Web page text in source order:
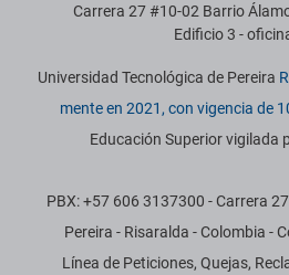
Carrera 27 #10-02 Barrio
Edificio 3 -
Universidad Tecnológica de Pereira
mente en 2021, con vigencia de
Educación Superior vigilada
PBX: +57 606 3137300 - Carrera
Pereira - Risaralda - Colombia -
Línea de Peticiones, Quejas,